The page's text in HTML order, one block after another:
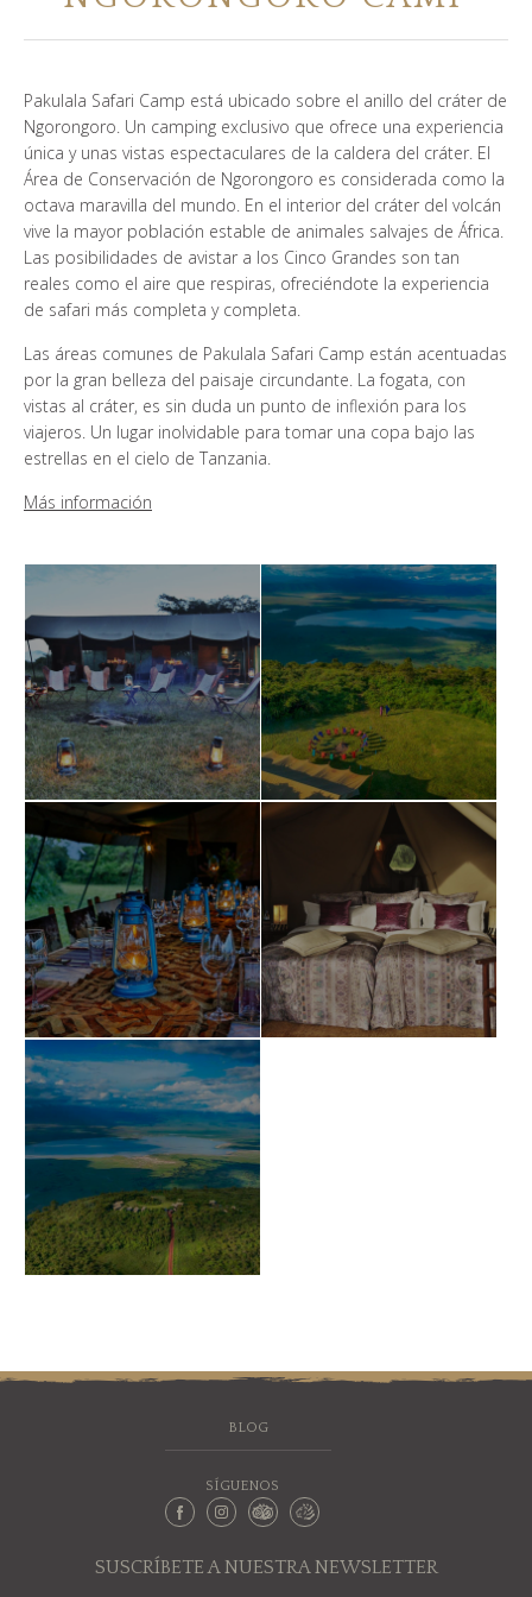
TESTIMONIOS
NUESTROS GUÍAS
CONTACTOS
Pakulala Safari Camp está ubicado sobre el anillo del cráter de
Ngorongoro. Un camping exclusivo que ofrece una experiencia
única y unas vistas espectaculares de la caldera del cráter. El
Área de Conservación de Ngorongoro es considerada como la
octava maravilla del mundo. En el interior del cráter del volcán
vive la mayor población estable de animales salvajes de África.
Las posibilidades de avistar a los Cinco Grandes son tan
reales como el aire que respiras, ofreciéndote la experiencia
de safari más completa y completa.
Las áreas comunes de Pakulala Safari Camp están acentuadas
por la gran belleza del paisaje circundante. La fogata, con
vistas al cráter, es sin duda un punto de inflexión para los
viajeros. Un lugar inolvidable para tomar una copa bajo las
estrellas en el cielo de Tanzania.
Más información
BLOG
SÍGUENOS
SUSCRÍBETE A NUESTRA NEWSLETTER